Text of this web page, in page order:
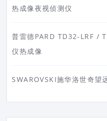
热成像夜视侦测仪
普雷德PARD TD32-LRF /
仪热成像
SWAROVSKI施华洛世奇